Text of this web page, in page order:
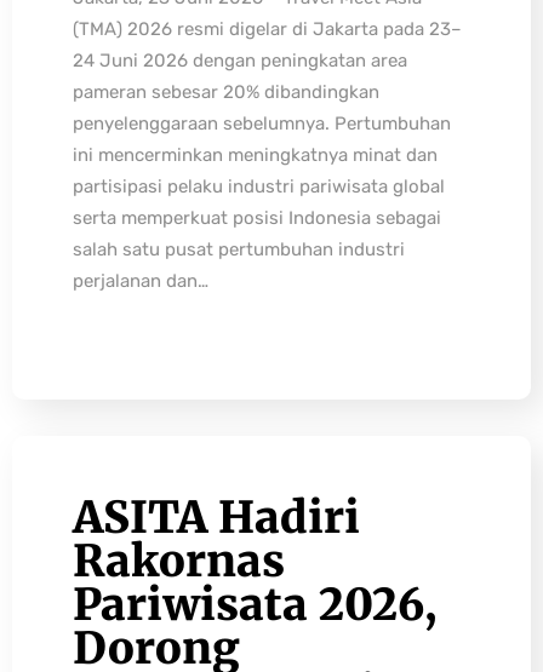
(TMA) 2026 resmi digelar di Jakarta pada 23–
24 Juni 2026 dengan peningkatan area
pameran sebesar 20% dibandingkan
penyelenggaraan sebelumnya. Pertumbuhan
ini mencerminkan meningkatnya minat dan
partisipasi pelaku industri pariwisata global
serta memperkuat posisi Indonesia sebagai
salah satu pusat pertumbuhan industri
perjalanan dan…
ASITA Hadiri
Rakornas
Pariwisata 2026,
Dorong